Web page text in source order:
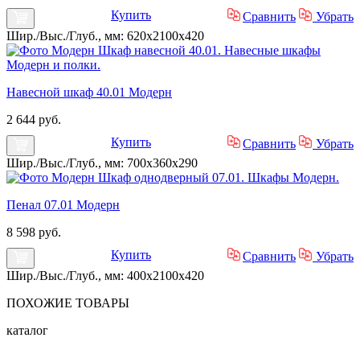
Купить
Сравнить
Убрать
Шир./Выс./Глуб., мм: 620x2100x420
Навесной шкаф 40.01 Модерн
2 644 руб.
Купить
Сравнить
Убрать
Шир./Выс./Глуб., мм: 700x360x290
Пенал 07.01 Модерн
8 598 руб.
Купить
Сравнить
Убрать
Шир./Выс./Глуб., мм: 400x2100x420
ПОХОЖИЕ ТОВАРЫ
каталог